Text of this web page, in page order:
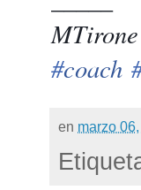
MTirone
#coach
en marzo